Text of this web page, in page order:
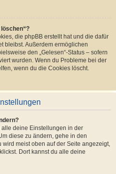
bleiben“ beim Anmelden
wenn du dich an einem öffentlichen
befindest. Wenn diese Option
sie vermutlich von der Board-
die phpBB erstellt hat und die dafür
den „Gelesen“-Status – sofern
wurden. Wenn du Probleme bei der
wenn du die Cookies löscht.